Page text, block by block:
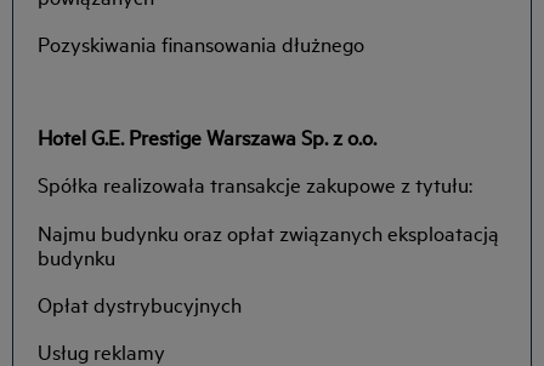
Pozyskiwania finansowania dłużnego
Hotel G.E. Prestige Warszawa Sp. z o.o.
Spółka realizowała transakcje zakupowe z tytułu:
Najmu budynku oraz opłat związanych eksploatacją
budynku
Opłat dystrybucyjnych
Usług reklamy